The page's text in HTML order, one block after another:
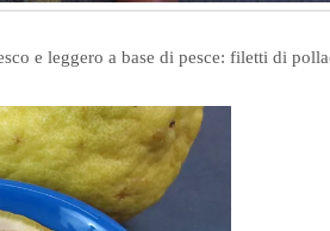
e leggero a base di pesce: filetti di